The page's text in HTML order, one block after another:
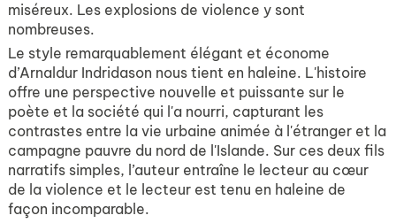
miséreux. Les explosions de violence y sont
nombreuses.
Le style remarquablement élégant et économe
d’Arnaldur Indridason nous tient en haleine. L'histoire
offre une perspective nouvelle et puissante sur le
poète et la société qui l'a nourri, capturant les
contrastes entre la vie urbaine animée à l'étranger et la
campagne pauvre du nord de l'Islande. Sur ces deux fils
narratifs simples, l’auteur entraîne le lecteur au cœur
de la violence et le lecteur est tenu en haleine de
façon incomparable.